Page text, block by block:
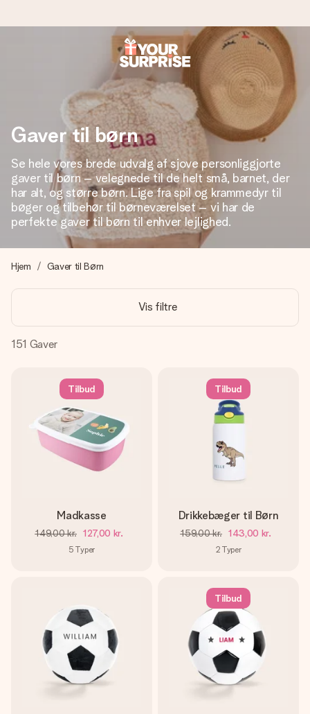
Bestil i dag, sendes inden for 1 hverdag
Vi laver din gave med omhu og sender den lynhurtigt – så
du kan give den på det helt rette tidspunkt, når den
betyder allermest.
4,7 (baseret på +15.000 anmeldelser)
Vores gaver inspirerer. Kunderne giver os 4,7 på Google
Reviews.
Lav noget særligt i blot få trin – med hendes navn, et
billede af dig eller en besked, der går lige i hendes hjerte.
Intet besvær men udelukkende en masse kærlighed i
øjeblikket.
Gaver til børn
Se hele vores brede udvalg af sjove personliggjorte
gaver til børn – velegnede til de helt små, barnet, der
har alt, og større børn. Lige fra spil og krammedyr til
bøger og tilbehør til børneværelset – vi har de
perfekte gaver til børn til enhver lejlighed.
Hjem Gaver til Børn
Vis filtre
151 Gaver
Tilbud
Madkasse
149,00 kr. 127,00 kr.
5 Typer
Tilbud
Drikkebæger til Børn
159,00 kr. 143,00 kr.
2 Typer
Tilbud